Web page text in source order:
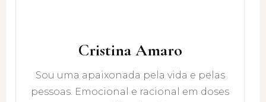
Cristina Amaro
Sou uma apaixonada pela vida e pelas
pessoas. Emocional e racional em doses